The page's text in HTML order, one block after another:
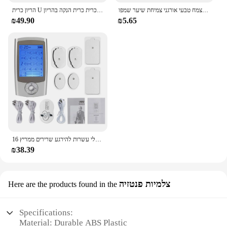
הריון כרית U בצורת כריות המותניים יולדות כרית כותנה שינה מצעים גוף כרית כרית כרית הנקה בהריון
₪49.90
ג 'ינג' ר שמפו לשיער אנטי שיער אובדן סבון לבן שיער מחשיך שמפו 100% טהור צמח טבעי אורגני צמיחת שיער שמפו
₪5.65
16 מצבי חשמלי עשרות להירגע שרירים ממריץ EMS דיקור גוף עיסוי דיגיטלי טיפול הרזיה מכונת Electrostimulator
₪38.39
Here are the products found in the צלמיות פנטזיה
Specifications:
Material: Durable ABS Plastic